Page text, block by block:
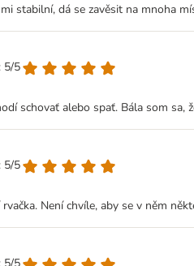
stabilní, dá se zavěsit na mnoha
5/5
schovať alebo spať. Bála som sa,
5/5
Není chvíle, aby se v něm